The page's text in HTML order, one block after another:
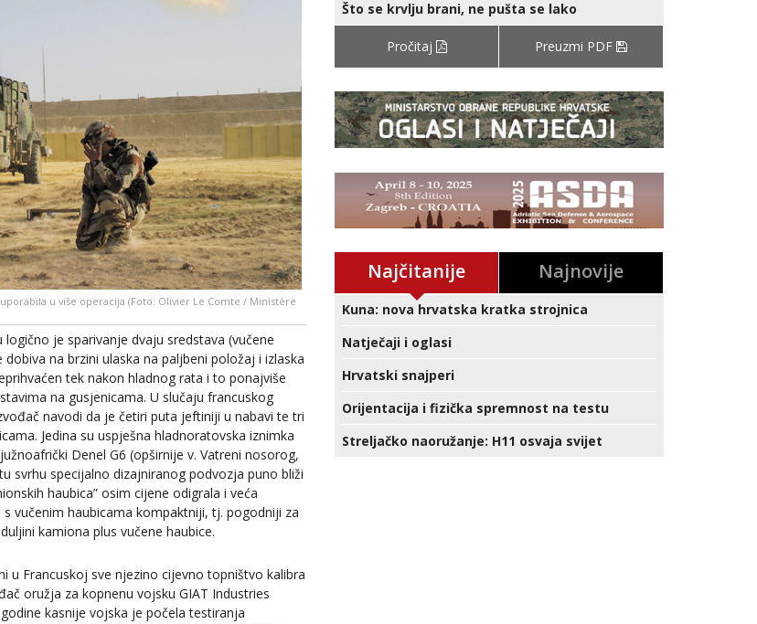
u više operacija (Foto: Olivier Le Comte / Ministère
je sparivanje dvaju sredstava (vučene
na brzini ulaska na paljbeni položaj i izlaska
tek nakon hladnog rata i to ponajviše
na gusjenicama. U slučaju francuskog
navodi da je četiri puta jeftiniji u nabavi te tri
Jedina su uspješna hladnoratovska iznimka
Denel G6 (opširnije v. Vatreni nosorog,
svrhu specijalno dizajniranog podvozja puno bliži
haubica” osim cijene odigrala i veća
vučenim haubicama kompaktniji, tj. pogodniji za
kamiona plus vučene haubice.
u Francuskoj sve njezino cijevno topništvo kalibra
oružja za kopnenu vojsku GIAT Industries
kasnije vojska je počela testiranja
Što se krvlju brani, ne pušta se lako
Pročitaj Preuzmi PDF
Najčitanije Najnovije
Kuna: nova hrvatska kratka strojnica
Natječaji i oglasi
Hrvatski snajperi
Orijentacija i fizička spremnost na testu
Streljačko naoružanje: H11 osvaja svijet